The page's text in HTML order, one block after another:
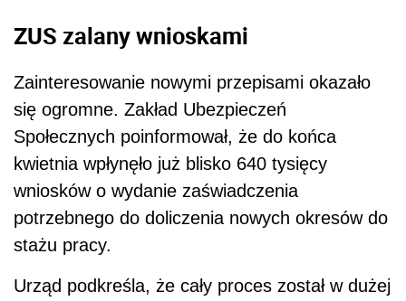
ZUS zalany wnioskami
Zainteresowanie nowymi przepisami okazało
się ogromne. Zakład Ubezpieczeń
Społecznych poinformował, że do końca
kwietnia wpłynęło już blisko 640 tysięcy
wniosków o wydanie zaświadczenia
potrzebnego do doliczenia nowych okresów do
stażu pracy.
Urząd podkreśla, że cały proces został w dużej